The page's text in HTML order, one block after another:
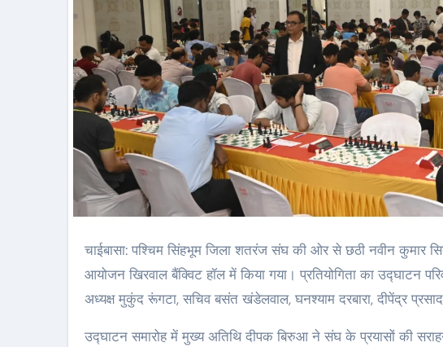
चाईबासा: पश्चिम सिंहभूम जिला शतरंज संघ की ओर से छठी नवीन कुमार सिन्हा मेमोरियल इंटरनेशनल फीडे रैपिड रेटिंग शतरंज प्रतियोगिता का
आयोजन खिरवाल बैंक्विट हॉल में किया गया। प्रतियोगिता का उद्घाटन
अध्यक्ष मुकुंद रूंगटा, सचिव बसंत खंडेलवाल, घनश्याम दरबारा, दीपेंद्र
उद्घाटन समारोह में मुख्य अतिथि दीपक बिरुआ ने संघ के प्रयासों की